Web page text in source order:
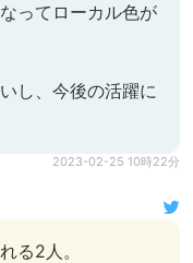
ってローカル色が
し、今後の活躍に
2023-02-25 10時22分
る2人。